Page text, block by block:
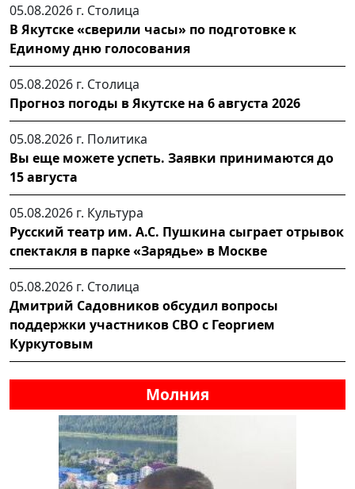
05.08.2026 г. Столица
В Якутске «сверили часы» по подготовке к
Единому дню голосования
05.08.2026 г. Столица
Прогноз погоды в Якутске на 6 августа 2026
05.08.2026 г. Политика
Вы еще можете успеть. Заявки принимаются до
15 августа
05.08.2026 г. Культура
Русский театр им. А.С. Пушкина сыграет отрывок
спектакля в парке «Зарядье» в Москве
05.08.2026 г. Столица
Дмитрий Садовников обсудил вопросы
поддержки участников СВО с Георгием
Куркутовым
Молния